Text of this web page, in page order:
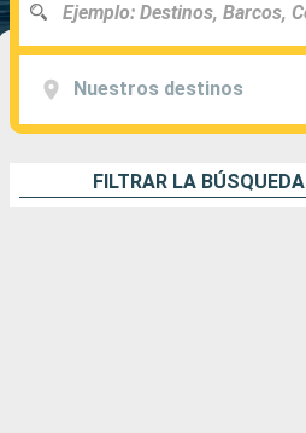
Nuestros destinos
FILTRAR LA BÚSQUEDA